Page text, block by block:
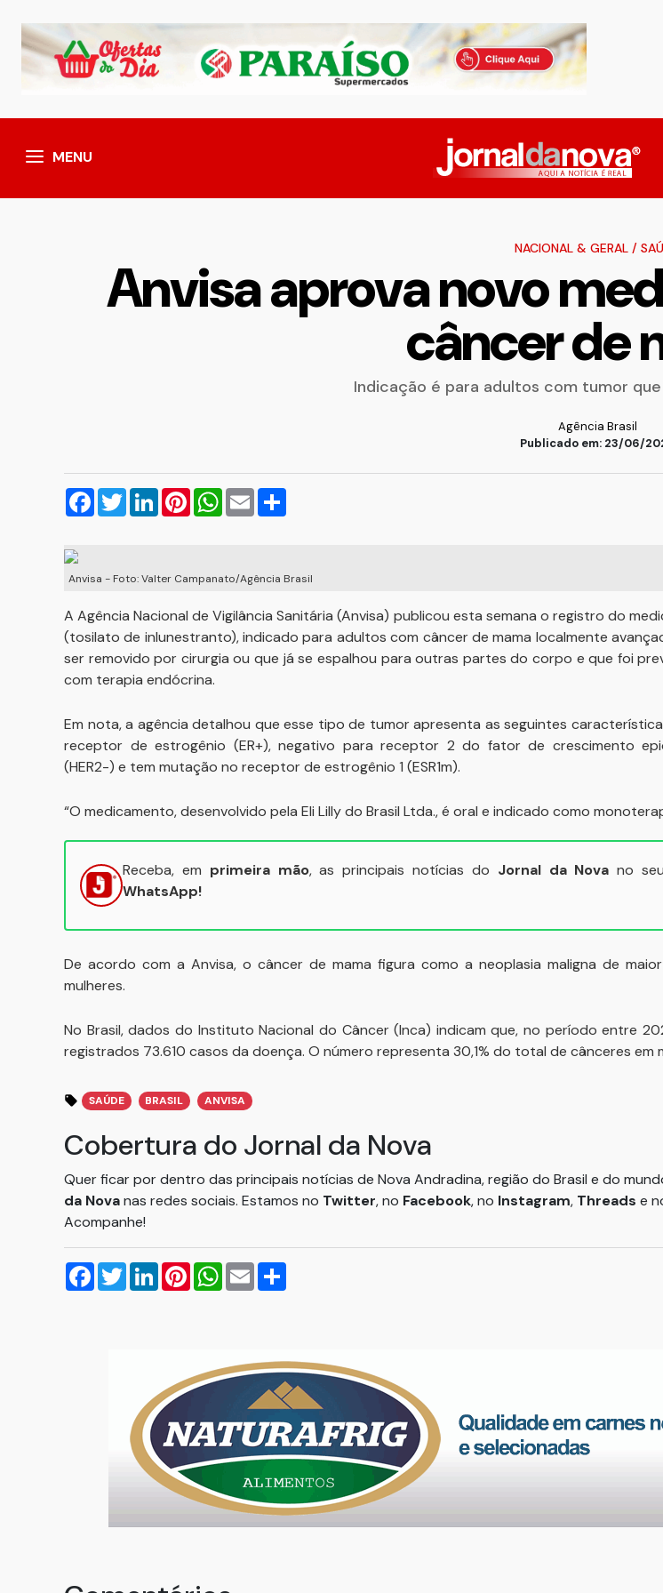
MENU
NACIONAL & GERAL /
Anvisa aprova novo
câncer de
Indicação é para adultos com tumor
Agência Brasil
Publicado em: 23/06/
Facebook
TwitterLinkedInPinterestWhatsApp
Email
Anvisa - Foto: Valter Campanato/Agência Brasil
A Agência Nacional de Vigilância Sanitária (Anvisa) publicou esta semana o registro do
(tosilato de inlunestranto), indicado para adultos com câncer de mama localmente
ser removido por cirurgia ou que já se espalhou para outras partes do corpo e que foi
com terapia endócrina.
Em nota, a agência detalhou que esse tipo de tumor apresenta as seguintes
receptor de estrogênio (ER+), negativo para receptor 2 do fator de crescimento
(HER2-) e tem mutação no receptor de estrogênio 1 (ESR1m).
“O medicamento, desenvolvido pela Eli Lilly do Brasil Ltda., é oral e indicado como
Receba, em primeira mão, as principais notícias do Jornal da Nova no seu
WhatsApp!
De acordo com a Anvisa, o câncer de mama figura como a neoplasia maligna de
mulheres.
No Brasil, dados do Instituto Nacional do Câncer (Inca) indicam que, no período entre
registrados 73.610 casos da doença. O número representa 30,1% do total de cânceres em
SAÚDE BRASIL ANVISA
Cobertura do Jornal da Nova
Quer ficar por dentro das principais notícias de Nova Andradina, região do Brasil e do
da Novanas redes sociais. Estamos no Twitter, no Facebook, no Instagram, Threads e
Acompanhe!
Facebook
TwitterLinkedInPinterestWhatsApp
Email